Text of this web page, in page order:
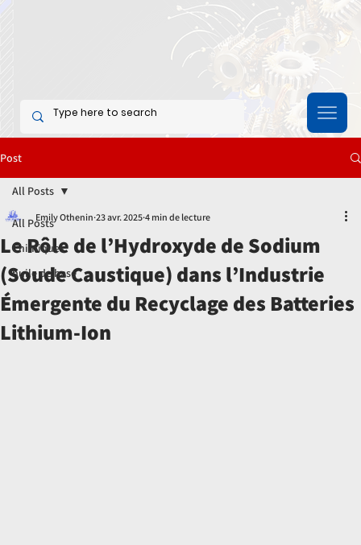
Post
All Posts
Chimiques
huile de base
All Posts
Le Rôle de l’Hydroxyde de Sodium
(Soude Caustique) dans l’Industrie
Émergente du Recyclage des Batteries
Lithium-Ion
Emily Othenin 23 avr. 2025 4 min de lecture